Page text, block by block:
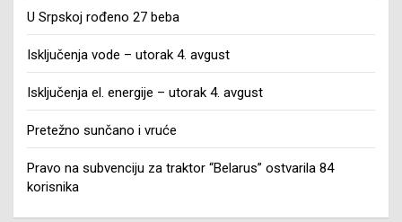
U Srpskoj rođeno 27 beba
Isključenja vode – utorak 4. avgust
Isključenja el. energije – utorak 4. avgust
Pretežno sunčano i vruće
Pravo na subvenciju za traktor “Belarus” ostvarila 84
korisnika